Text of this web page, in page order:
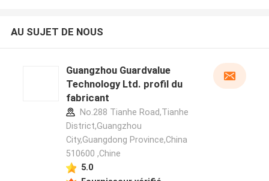
AU SUJET DE NOUS
Guangzhou Guardvalue
Technology Ltd. profil du
fabricant
No.288 Tianhe Road,Tianhe
District,Guangzhou
City,Guangdong Province,China
510600 ,Chine
5.0